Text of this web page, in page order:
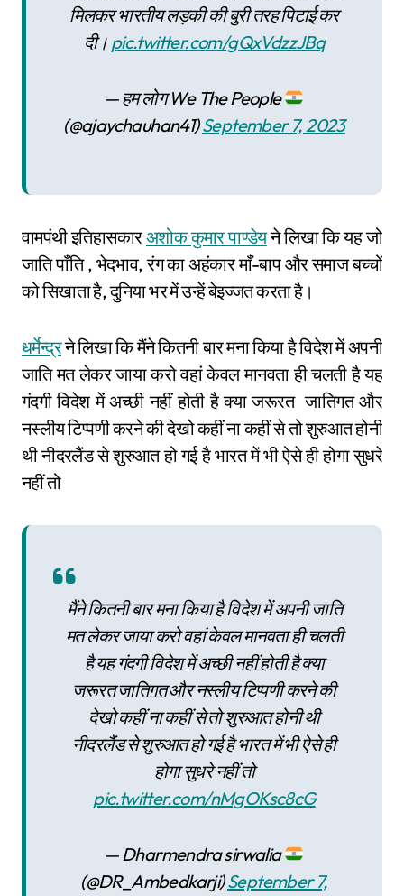
मिलकर भारतीय लड़की की बुरी तरह पिटाई कर
दी। pic.twitter.com/gQxVdzzJBq
— हम लोग We The People
(@ajaychauhan41)September 7, 2023
वामपंथी इतिहासकारअशोक कुमार पाण्डेयने लिखा कि यह जो
जाति पाँति , भेदभाव, रंग का अहंकार माँ-बाप और समाज बच्चों
को सिखाता है, दुनिया भर में उन्हें बेइज्जत करता है।
धर्मेन्द्रने लिखा कि मैंने कितनी बार मना किया है विदेश में अपनी
जाति मत लेकर जाया करो वहां केवल मानवता ही चलती है यह
गंदगी विदेश में अच्छी नहीं होती है क्या जरूरत जातिगत और
नस्लीय टिप्पणी करने की देखो कहीं ना कहीं से तो शुरुआत होनी
थी नीदरलैंड से शुरुआत हो गई है भारत में भी ऐसे ही होगा सुधरे
नहीं तो
मैंने कितनी बार मना किया है विदेश में अपनी जाति
मत लेकर जाया करो वहां केवल मानवता ही चलती
है यह गंदगी विदेश में अच्छी नहीं होती है क्या
जरूरत जातिगत और नस्लीय टिप्पणी करने की
देखो कहीं ना कहीं से तो शुरुआत होनी थी
नीदरलैंड से शुरुआत हो गई है भारत में भी ऐसे ही
होगा सुधरे नहीं तो
pic.twitter.com/nMgOKsc8cG
— Dharmendra sirwalia
(@DR_Ambedkarji)September 7,